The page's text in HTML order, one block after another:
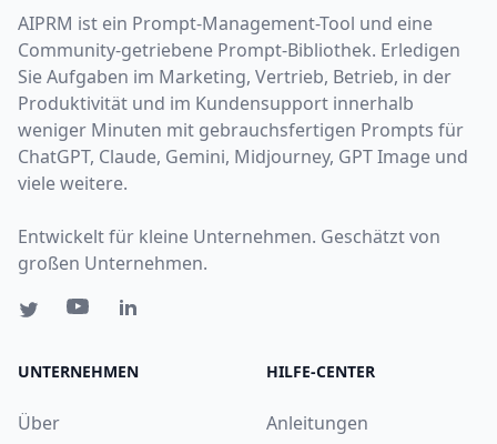
AIPRM ist ein Prompt-Management-Tool und eine
Community-getriebene Prompt-Bibliothek. Erledigen
Sie Aufgaben im Marketing, Vertrieb, Betrieb, in der
Produktivität und im Kundensupport innerhalb
weniger Minuten mit gebrauchsfertigen Prompts für
ChatGPT, Claude, Gemini, Midjourney, GPT Image und
viele weitere.
Entwickelt für kleine Unternehmen. Geschätzt von
großen Unternehmen.
UNTERNEHMEN
Über
HILFE-CENTER
Anleitungen